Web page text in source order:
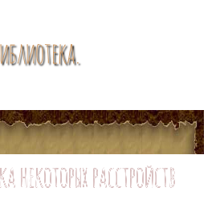
некоторых расстройств